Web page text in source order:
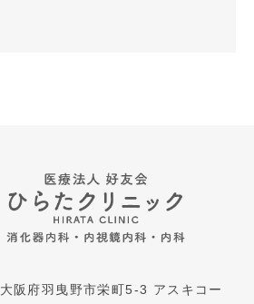
大阪府羽曳野市栄町5-3 アスキコー